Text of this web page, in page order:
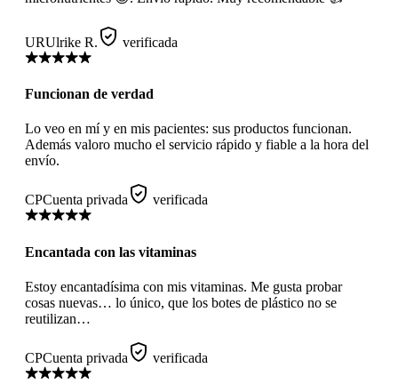
URUlrike R. verificada
Funcionan de verdad
Lo veo en mí y en mis pacientes: sus productos funcionan.
Además valoro mucho el servicio rápido y fiable a la hora del
envío.
CPCuenta privada verificada
Encantada con las vitaminas
Estoy encantadísima con mis vitaminas. Me gusta probar
cosas nuevas… lo único, que los botes de plástico no se
reutilizan…
CPCuenta privada verificada